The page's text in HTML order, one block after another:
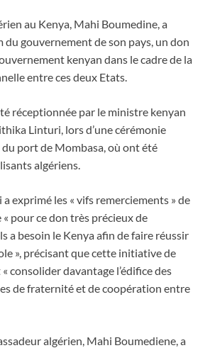
au Kenya, Mahi Boumedine, a
du gouvernement de son pays, un don
kenyan dans le cadre de la
entre ces deux Etats.
réceptionnée par le ministre kenyan
Linturi, lors d’une cérémonie
port de Mombasa, où ont été
algériens.
exprimé les « vifs remerciements » de
« pour ce don très précieux de
a besoin le Kenya afin de faire réussir
», précisant que cette initiative de
consolider davantage l’édifice des
de fraternité et de coopération entre
algérien, Mahi Boumediene, a